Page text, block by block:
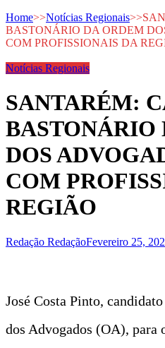
Home>>Notícias Regionais>>
BASTONÁRIO DA ORDEM
COM PROFISSIONAIS DA
Notícias Regionais
SANTARÉM:
BASTONÁRIO
DOS
COM
REGIÃO
Redação RedaçãoFevereiro 25,
José Costa Pinto,
dos Advogados (OA), para